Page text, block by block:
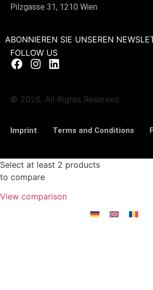
Pilzgasse 31, 1210 Wien
ABONNIEREN SIE UNSEREN
FOLLOW US
© 2026. All Rights Reserved.
Imprint Terms and Conditions
Select at least 2 products
to compare
View comparison